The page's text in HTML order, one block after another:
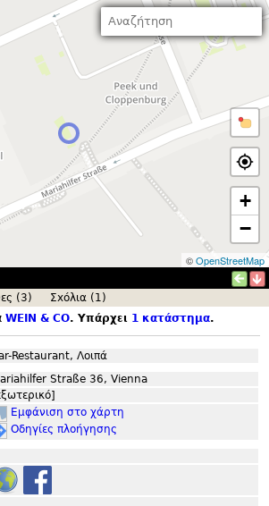
+
−
©OpenStreetMap
(3)
Σxόλια (1)
WEIN & CO. Υπάρχει 1 κατάστημα.
Restaurant, Λοιπά
Straße 36, Vienna
Εμφάνιση στο χάρτη
Οδηγίες πλοήγησης